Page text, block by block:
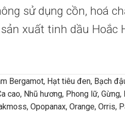
sử dụng cồn, hoá
xuất tinh dầu Hoắc
Bergamot, Hạt tiêu đen, Bạch
cao, Nhũ hương, Phong lữ, Gừng,
Opopanax, Orange, Orris,